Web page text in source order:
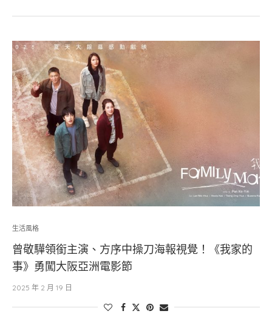
生活風格
曾敬驊領銜主演、方序中操刀海報視覺！《我家的
事》勇闖大阪亞洲電影節
2025 年 2 月 19 日